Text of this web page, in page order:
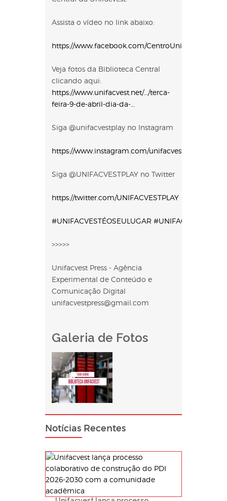
Assista o vídeo no link abaixo:
https://www.facebook.com/
Veja fotos da Biblioteca Central
clicando aqui:
https://www.unifacvest.net/…/terca-
feira-9-de-abril-dia-da-…
Siga @unifacvestplay no Instagram
https://www.instagram.com/unifacvestplay
Siga @UNIFACVESTPLAY no Twitter
https://twitter.com/UNIFACVESTPLAY
#UNIFACVESTÉOSEULUGAR #UNIFACVEST
>>>>>
Unifacvest Press - Agência
Experimental de Conteúdo e
Comunicação Digital
unifacvestpress@gmail.com
Galeria de Fotos
Notícias Recentes